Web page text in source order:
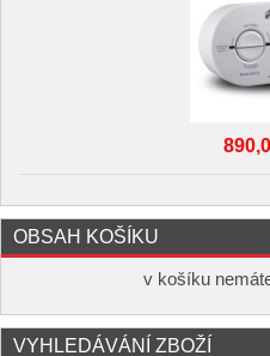
OBSAH KOŠÍKU
v košíku
VYHLEDÁVÁNÍ ZBOŽÍ